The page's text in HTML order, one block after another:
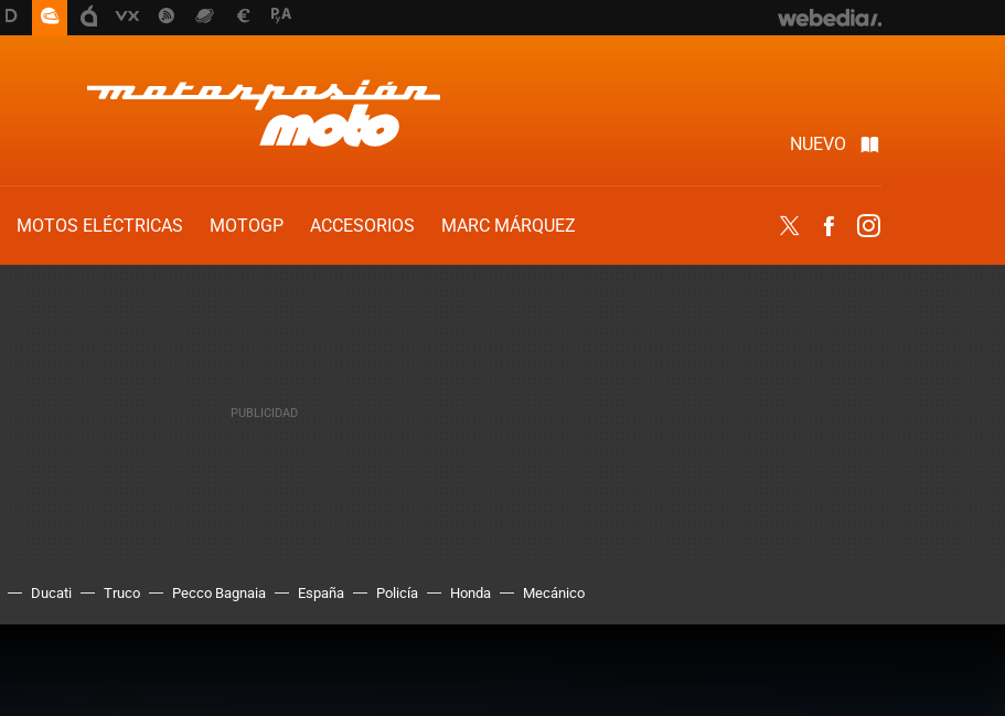
NUEVO
MOTOS ELÉCTRICAS MOTOGP ACCESORIOS
MARC MÁRQUEZ
Twitter Facebook
Ducati Truco Pecco Bagnaia España Policía Honda Mecánico